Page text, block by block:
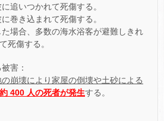
追いつかれて死傷する。
巻き込まれて死傷する。
場合、多数の海水浴客が避難しきれ
死傷する。
害：
崩壊により家屋の倒壊や土砂による
約 400 人の死者が発生する。